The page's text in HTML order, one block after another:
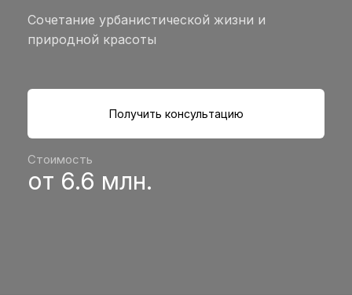
Сочетание урбанистической жизни и
природной красоты
Стоимость
от 6.6 млн.
Получить консультацию